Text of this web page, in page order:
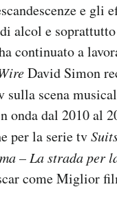
e gli
alcol e
continuato a
David Simon
sulla scena
onda dal 2010 al
per la serie tv
– La strada per
come Miglior